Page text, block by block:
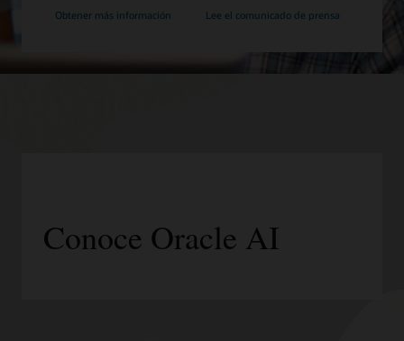
Obtener más información Lee el comunicado de prensa
Conoce Oracle AI